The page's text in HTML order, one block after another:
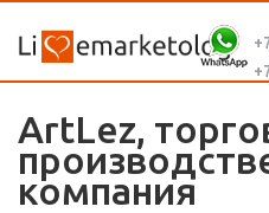
ArtLez,
компания